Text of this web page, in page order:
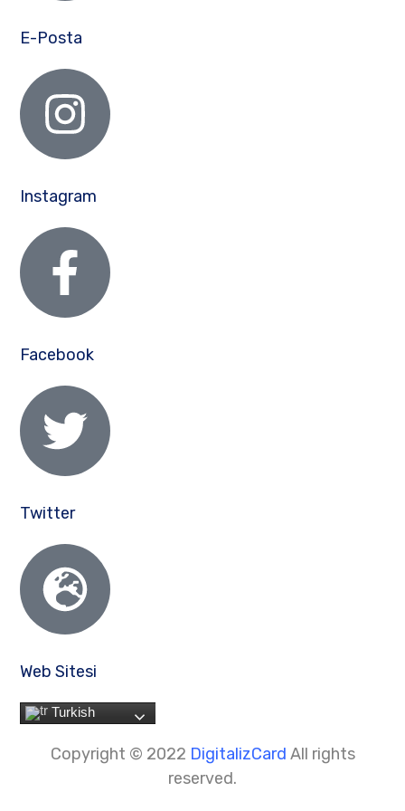
E-Posta
Instagram
Facebook
Twitter
Web Sitesi
Turkish
Copyright © 2022 DigitalizCard All rights
reserved.